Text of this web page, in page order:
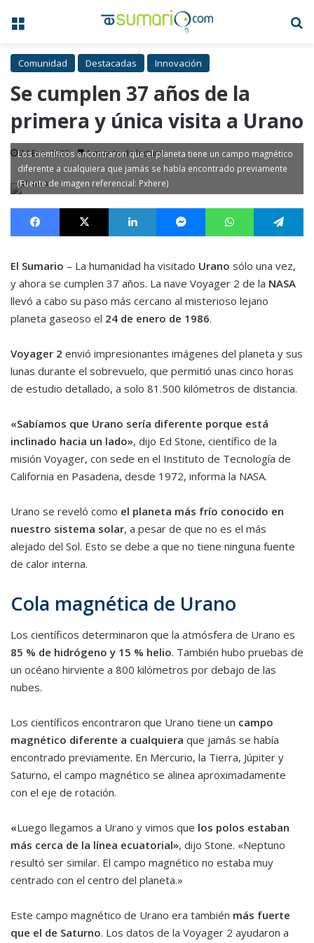
Menú
Comunidad Destacadas Innovación
Se cumplen 37 años de la
primera y única visita a Urano
24 Ene, 2023 1 minuto de lectura
Los científicos encontraron que el planeta tiene un campo magnético
diferente a cualquiera que jamás se había encontrado previamente
(Fuente de imagen referencial: Pxhere)
Facebook X LinkedIn MessengerWhatsApp
El Sumario – La humanidad ha visitado Urano sólo una vez,
y ahora se cumplen 37 años. La nave Voyager 2 de la NASA
llevó a cabo su paso más cercano al misterioso lejano
planeta gaseoso el 24 de enero de 1986.
Voyager 2 envió impresionantes imágenes del planeta y sus
lunas durante el sobrevuelo, que permitió unas cinco horas
de estudio detallado, a solo 81.500 kilómetros de distancia.
«Sabíamos que Urano sería diferente porque está
inclinado hacia un lado», dijo Ed Stone, científico de la
misión Voyager, con sede en el Instituto de Tecnología de
California en Pasadena, desde 1972, informa la NASA.
Urano se reveló como el planeta más frío conocido en
nuestro sistema solar, a pesar de que no es el más
alejado del Sol. Esto se debe a que no tiene ninguna fuente
de calor interna.
Cola magnética de Urano
Los científicos determinaron que la atmósfera de Urano es
85 % de hidrógeno y 15 % helio. También hubo pruebas de
un océano hirviente a 800 kilómetros por debajo de las
nubes.
Los científicos encontraron que Urano tiene un campo
magnético diferente a cualquiera que jamás se había
encontrado previamente. En Mercurio, la Tierra, Júpiter y
Saturno, el campo magnético se alinea aproximadamente
con el eje de rotación.
«Luego llegamos a Urano y vimos que los polos estaban
más cerca de la línea ecuatorial», dijo Stone. «Neptuno
resultó ser similar. El campo magnético no estaba muy
centrado con el centro del planeta.»
Este campo magnético de Urano era también más fuerte
que el de Saturno. Los datos de la Voyager 2 ayudaron a